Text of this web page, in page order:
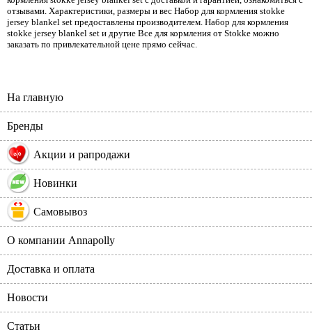
отзывами. Характеристики, размеры и вес Набор для кормления stokke
jersey blankel set предоставлены производителем. Набор для кормления
stokke jersey blankel set и другие Все для кормления от Stokke можно
заказать по привлекательной цене прямо сейчас.
На главную
Бренды
% Акции и рапродажи
Новинки
Самовывоз
О компании Annapolly
Доставка и оплата
Новости
Статьи